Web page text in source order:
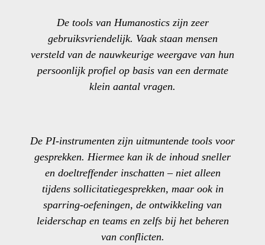
De tools van Humanostics zijn zeer
gebruiksvriendelijk. Vaak staan mensen
versteld van de nauwkeurige weergave van hun
persoonlijk profiel op basis van een dermate
klein aantal vragen.
De PI-instrumenten zijn uitmuntende tools voor
gesprekken. Hiermee kan ik de inhoud sneller
en doeltreffender inschatten – niet alleen
tijdens sollicitatiegesprekken, maar ook in
sparring-oefeningen, de ontwikkeling van
leiderschap en teams en zelfs bij het beheren
van conflicten.